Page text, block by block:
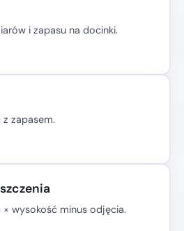
i zapasu na docinki.
z zapasem.
× wysokość minus odjęcia.